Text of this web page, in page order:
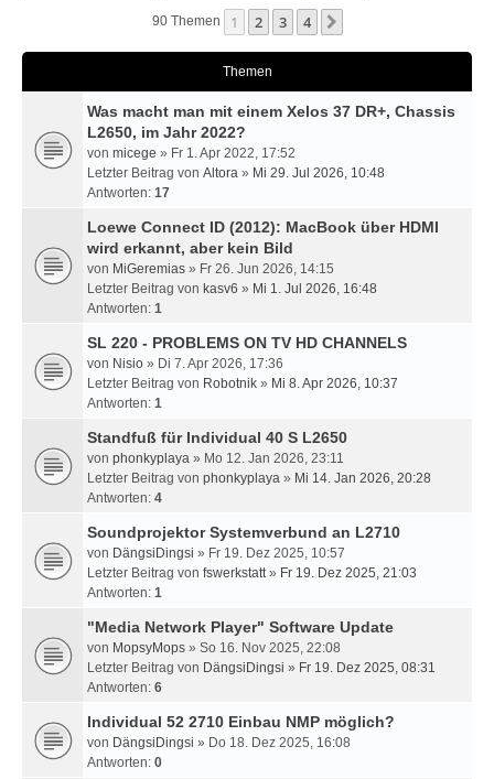
90 Themen 1 2 3 4
Themen
Was macht man mit einem Xelos 37 DR+, Chassis
L2650, im Jahr 2022?
von micege » Fr 1. Apr 2022, 17:52
Letzter Beitrag von Altora » Mi 29. Jul 2026, 10:48
Antworten: 17
Loewe Connect ID (2012): MacBook über HDMI
wird erkannt, aber kein Bild
von MiGeremias » Fr 26. Jun 2026, 14:15
Letzter Beitrag von kasv6 » Mi 1. Jul 2026, 16:48
Antworten: 1
SL 220 - PROBLEMS ON TV HD CHANNELS
von Nisio » Di 7. Apr 2026, 17:36
Letzter Beitrag von Robotnik » Mi 8. Apr 2026, 10:37
Antworten: 1
Standfuß für Individual 40 S L2650
von phonkyplaya » Mo 12. Jan 2026, 23:11
Letzter Beitrag von phonkyplaya » Mi 14. Jan 2026, 20:28
Antworten: 4
Soundprojektor Systemverbund an L2710
von DängsiDingsi » Fr 19. Dez 2025, 10:57
Letzter Beitrag von fswerkstatt» Fr 19. Dez 2025, 21:03
Antworten: 1
"Media Network Player" Software Update
von MopsyMops » So 16. Nov 2025, 22:08
Letzter Beitrag von DängsiDingsi » Fr 19. Dez 2025, 08:31
Antworten: 6
Individual 52 2710 Einbau NMP möglich?
von DängsiDingsi » Do 18. Dez 2025, 16:08
Antworten: 0